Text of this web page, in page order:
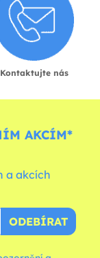
Kontaktujte nás
AKCÍM*
a akcích
ODEBÍRAT